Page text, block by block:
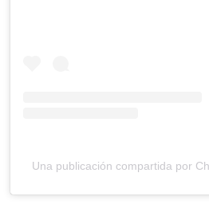
Una publicación compartida por